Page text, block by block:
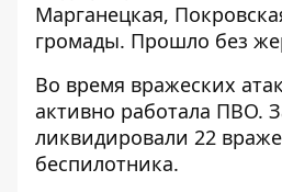
Марганецкая,
громады. Прошло без
Во время вражеских
активно работала ПВО.
ликвидировали 22
беспилотника.